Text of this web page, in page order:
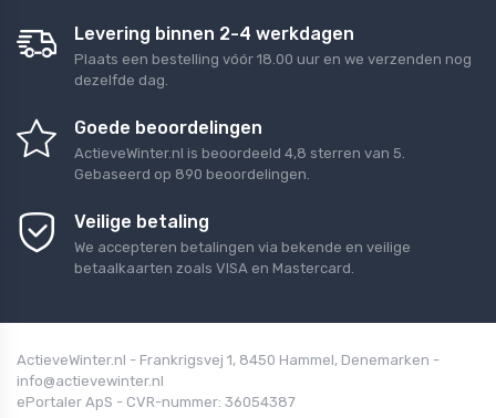
Levering binnen 2-4 werkdagen
Plaats een bestelling vóór 18.00 uur en we verzenden nog
dezelfde dag.
Goede beoordelingen
ActieveWinter.nl is beoordeeld 4,8 sterren van 5
Gebaseerd op 890 beoordelingen.
Veilige betaling
We accepteren betalingen via bekende en veilige
betaalkaarten zoals VISA en Mastercard.
ActieveWinter.nl - Frankrigsvej 1, 8450 Hammel, Denemarken -
info@actievewinter.nl
ePortaler ApS - CVR-nummer: 36054387